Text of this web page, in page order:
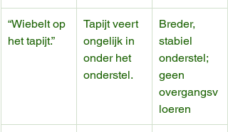
“Wiebelt op
het tapijt.”
Tapijt veert
ongelijk in
onder het
onderstel.
Breder,
stabiel
onderstel;
geen
overgangsv
loeren